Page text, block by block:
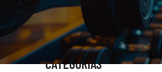
CATEGORIAS